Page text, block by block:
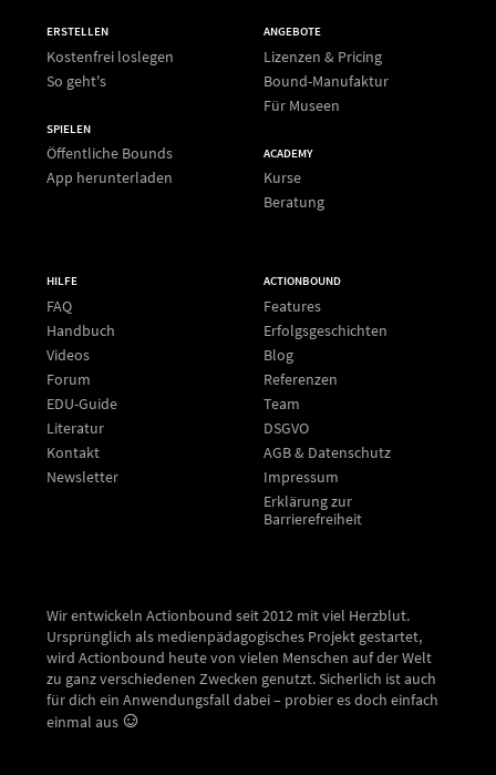
ERSTELLEN
Kostenfrei loslegen
So geht's
SPIELEN
Öffentliche Bounds
App herunterladen
ANGEBOTE
Lizenzen & Pricing
Bound-Manufaktur
Für Museen
ACADEMY
Kurse
Beratung
HILFE
FAQ
Handbuch
Videos
Forum
EDU-Guide
Literatur
Kontakt
Newsletter
ACTIONBOUND
Features
Erfolgsgeschichten
Blog
Referenzen
Team
DSGVO
AGB & Datenschutz
Impressum
Erklärung zur
Barrierefreiheit
Wir entwickeln Actionbound seit 2012 mit viel Herzblut.
Ursprünglich als medienpädagogisches Projekt gestartet,
wird Actionbound heute von vielen Menschen auf der Welt
zu ganz verschiedenen Zwecken genutzt. Sicherlich ist auch
für dich ein Anwendungsfall dabei – probier es doch einfach
einmal aus